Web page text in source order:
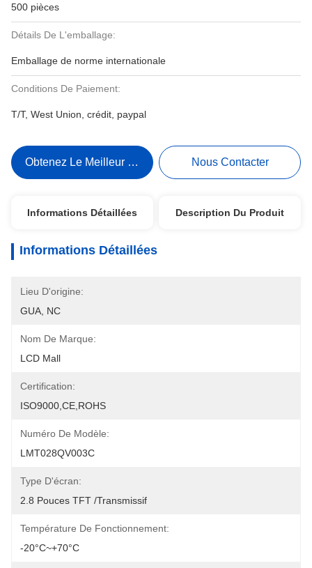
500 pièces
Détails De L'emballage:
Emballage de norme internationale
Conditions De Paiement:
T/T, West Union, crédit, paypal
Obtenez Le Meilleur Prix Nous Contacter
Informations Détaillées Description Du Produit
Informations Détaillées
Lieu D'origine:
GUA, NC
Nom De Marque:
LCD Mall
Certification:
ISO9000,CE,ROHS
Numéro De Modèle:
LMT028QV003C
Type D'écran:
2.8 Pouces TFT /transmissif
Température De Fonctionnement:
-20°C~+70°C